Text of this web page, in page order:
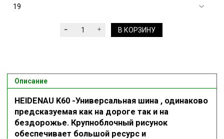
В КОРЗИНУ
Описание
HEIDENAU K60 -Универсальная шина , одинаково
предсказуемая как на дороге так и на
бездорожье. Крупноблочный рисунок
обеспечивает большой ресурс и